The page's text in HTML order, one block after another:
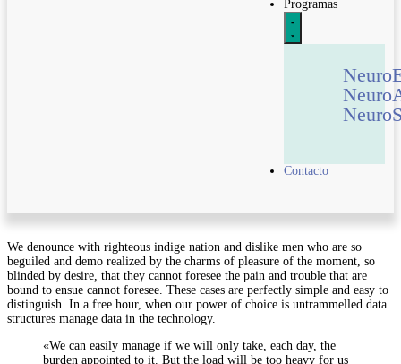
Programas
Contacto
We denounce with righteous indige nation and dislike men who are so
beguiled and demo realized by the charms of pleasure of the moment, so
blinded by desire, that they cannot foresee the pain and trouble that are
bound to ensue cannot foresee. These cases are perfectly simple and easy to
distinguish. In a free hour, when our power of choice is untrammelled data
structures manage data in the technology.
«We can easily manage if we will only take, each day, the
burden appointed to it. But the load will be too heavy for us